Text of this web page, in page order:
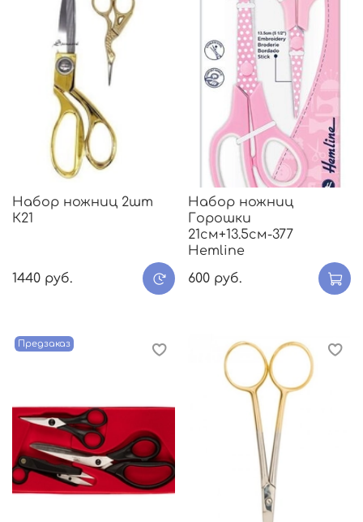
Набор ножниц 2шт
К21
1440 руб.
Набор ножниц
Горошки
21см+13.5см-377
Hemline
600 руб.
Предзаказ